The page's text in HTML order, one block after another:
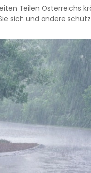
Teilen Österreichs
sich und andere